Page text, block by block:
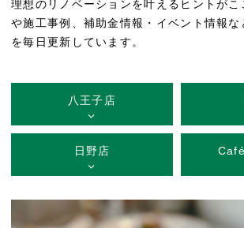
理想のリノベーションを叶えるヒントが
や施工事例、補助金情報・イベント情報な
を毎日更新しています。
八王子店
日野店